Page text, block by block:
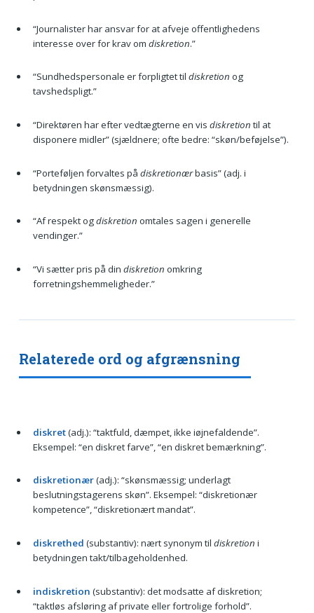
“Journalister har ansvar for at afveje offentlighedens
interesse over for krav om diskretion.”
“Sundhedspersonale er forpligtet til diskretion og
tavshedspligt.”
“Direktøren har efter vedtægterne en vis diskretion til at
disponere midler” (sjældnere; ofte bedre: “skøn/beføjelse”).
“Porteføljen forvaltes på diskretionærbasis” (adj. i
betydningen skønsmæssig).
“Af respekt ogdiskretion omtales sagen i generelle
vendinger.”
“Vi sætter pris på din diskretion omkring
forretningshemmeligheder.”
Relaterede ord og afgrænsning
diskret(adj.): “taktfuld, dæmpet, ikke iøjnefaldende”.
Eksempel: “en diskret farve”, “en diskret bemærkning”.
diskretionær(adj.): “skønsmæssig; underlagt
beslutningstagerens skøn”. Eksempel: “diskretionær
kompetence”, “diskretionært mandat”.
diskrethed (substantiv): nært synonym til diskretion i
betydningen takt/tilbageholdenhed.
indiskretion (substantiv): det modsatte af diskretion;
“taktløs afsløring af private eller fortrolige forhold”.